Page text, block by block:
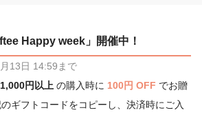
Happy week」開催中！
13日 14:59まで
1,000円以上 の購入時に 100円 OFF でお贈
ギフトコードをコピーし、決済時にご入